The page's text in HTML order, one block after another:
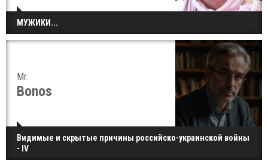
МУЖИКИ...
Mr.
Bonos
Видимые и скрытые причины российско-украинской войны
- IV